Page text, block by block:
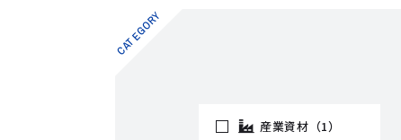
CATEGORY
産業資材（1）